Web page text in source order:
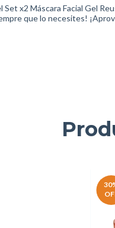
x2 Máscara Facial Gel
que lo necesites!
30